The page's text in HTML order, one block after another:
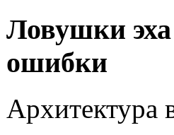
Ловушки эха
ошибки
Архитектура